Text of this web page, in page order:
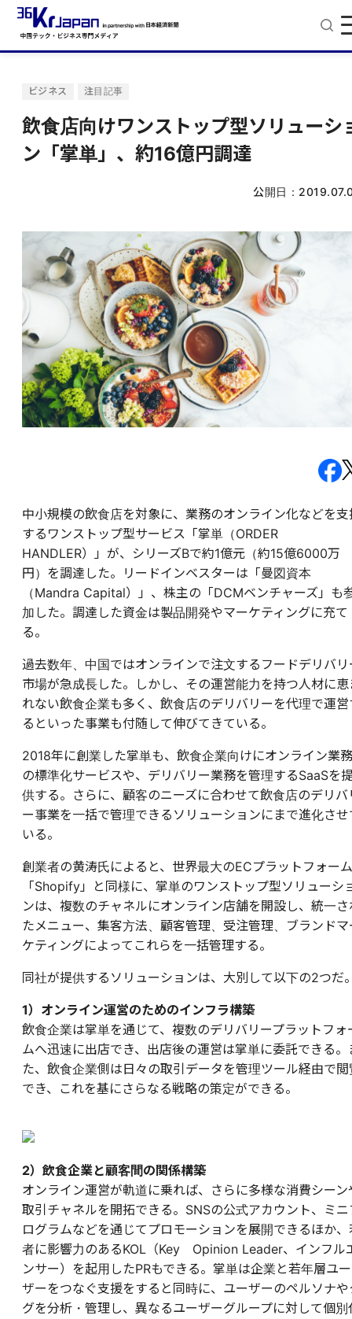
ビジネス 注目記事
飲食店向けワンストップ型ソリューシ
ン「掌単」、約16億円調達
公開日：
中小規模の飲食店を対象に、業務のオンライン化などを支
するワンストップ型サービス「掌単（ORDER
HANDLER）」が、シリーズBで約1億元（約15億6000万
円）を調達した。リードインベスターは「曼図資本
（Mandra Capital）」、株主の「DCMベンチャーズ」も
加した。調達した資金は製品開発やマーケティングに充て
る。
過去数年、中国ではオンラインで注文するフードデリバリ
市場が急成長した。しかし、その運営能力を持つ人材に恵
れない飲食企業も多く、飲食店のデリバリーを代理で運営
るといった事業も付随して伸びてきている。
2018年に創業した掌単も、飲食企業向けにオンライン業務
の標準化サービスや、デリバリー業務を管理するSaaSを
供する。さらに、顧客のニーズに合わせて飲食店のデリバ
ー事業を一括で管理できるソリューションにまで進化させ
いる。
創業者の黄涛氏によると、世界最大のECプラットフォーム
「Shopify」と同様に、掌単のワンストップ型ソリューシ
ンは、複数のチャネルにオンライン店舗を開設し、統一さ
たメニュー、集客方法、顧客管理、受注管理、ブランドマ
ケティングによってこれらを一括管理する。
同社が提供するソリューションは、大別して以下の2つだ
1）オンライン運営のためのインフラ構築
飲食企業は掌単を通じて、複数のデリバリープラットフォ
ムへ迅速に出店でき、出店後の運営は掌単に委託できる。
た、飲食企業側は日々の取引データを管理ツール経由で閲
でき、これを基にさらなる戦略の策定ができる。
2）飲食企業と顧客間の関係構築
オンライン運営が軌道に乗れば、さらに多様な消費シーン
取引チャネルを開拓できる。SNSの公式アカウント、ミニ
ログラムなどを通じてプロモーションを展開できるほか、
者に影響力のあるKOL（Key Opinion Leader、インフル
ンサー）を起用したPRもできる。掌単は企業と若年層ユー
ザーをつなぐ支援をすると同時に、ユーザーのペルソナや
グを分析・管理し、異なるユーザーグループに対して個別